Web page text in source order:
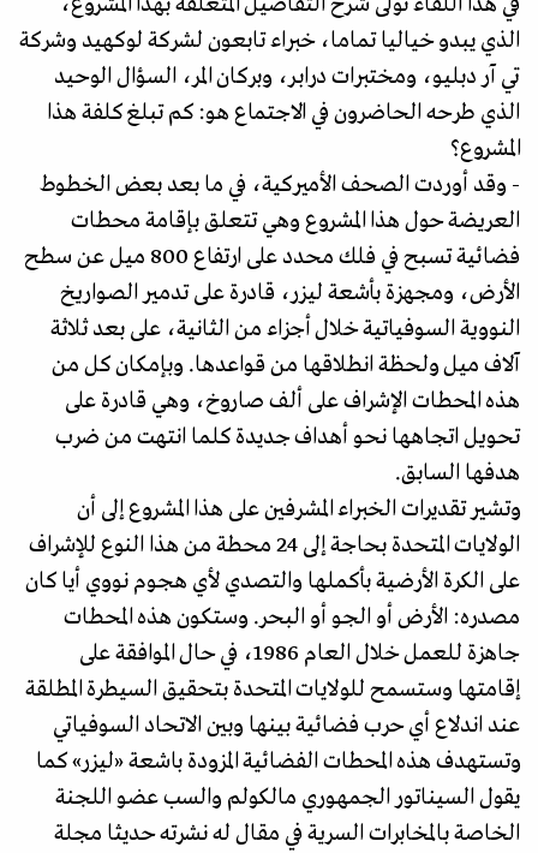
الذي يبدو خياليا تماما، خبراء تابعون لشركة لوكهيد وشركة
تي آر دبليو، ومختبرات درابـر، وبركان المر، السؤال الوحيد
الذي طرحه الحاضرون في الاجتماع هو: كم تبلغ كلفة هذا
المشروع؟
- وقد أوردت الصحف الأميركية، في ما بعد بعض الخطوط
العريضة حول هذا المشروع وهي تتعلق بإقامة محطات
فضائية تسبح في فلك محدد على ارتفاع 800 ميل عن سطح
الأرض، ومجهزة بأشعة ليزر، قادرة على تدمير الصواريخ
النووية السوفياتية خلال أجزاء من الثانية، على بعد ثلاثة
آلاف ميل ولحظة انطلاقها من قواعدها. وبإمكان كل من
هذه المحطات الإشراف على ألف صاروخ، وهي قادرة على
تحويل اتجاهها نحو أهداف جديدة كلما انتهت من ضرب
هدفها السابق.
وتشير تقديرات الخبراء المشرفين على هذا المشروع إلى أن
الولايات المتحدة بحاجة إلى 24 محطة من هذا النوع للإشراف
على الكرة الأرضية بأكملها والتصدي لأي هجوم نووي أيا كان
مصدره: الأرض أو الجو أو البحر. وستكون هذه المحطات
جاهزة للعمل خلال العام 1986، في حال الموافقة على
إقامتها وستسمح للولايات المتحدة بتحقيق السيطرة المطلقة
عند اندلاع أي حرب فضائية بينها وبين الاتحاد السوفياتي
وتستهدف هذه المحطات الفضائية المزودة باشعة «ليزر» كما
يقول السيناتور الجمهوري مالكولم والسب عضو اللجنة
الخاصة بالمخابرات السرية في مقال له نشرته حديثا مجلة